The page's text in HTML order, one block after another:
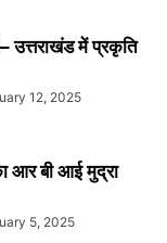
उत्तराखंड में प्रकृति
12, 2025
आर बी आई मुद्रा
5, 2025